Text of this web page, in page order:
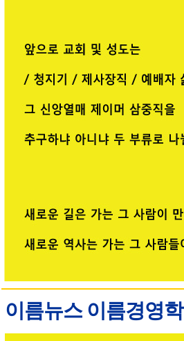
이름뉴스 이름경영학